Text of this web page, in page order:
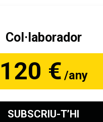
Col·laborador
120 € /any
SUBSCRIU-T’HI